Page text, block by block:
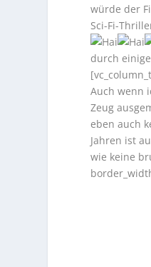
würde der
Sci-Fi-
durch
Auch wenn
Zeug
eben auch
Jahren ist
wie keine